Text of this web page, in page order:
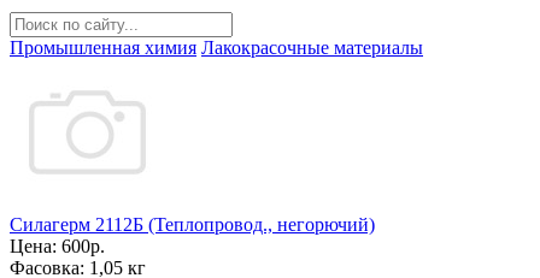
Промышленная химия Лакокрасочные материалы
Силагерм 2112Б (Теплопровод., негорючий)
Цена: 600р.
Фасовка: 1,05 кг